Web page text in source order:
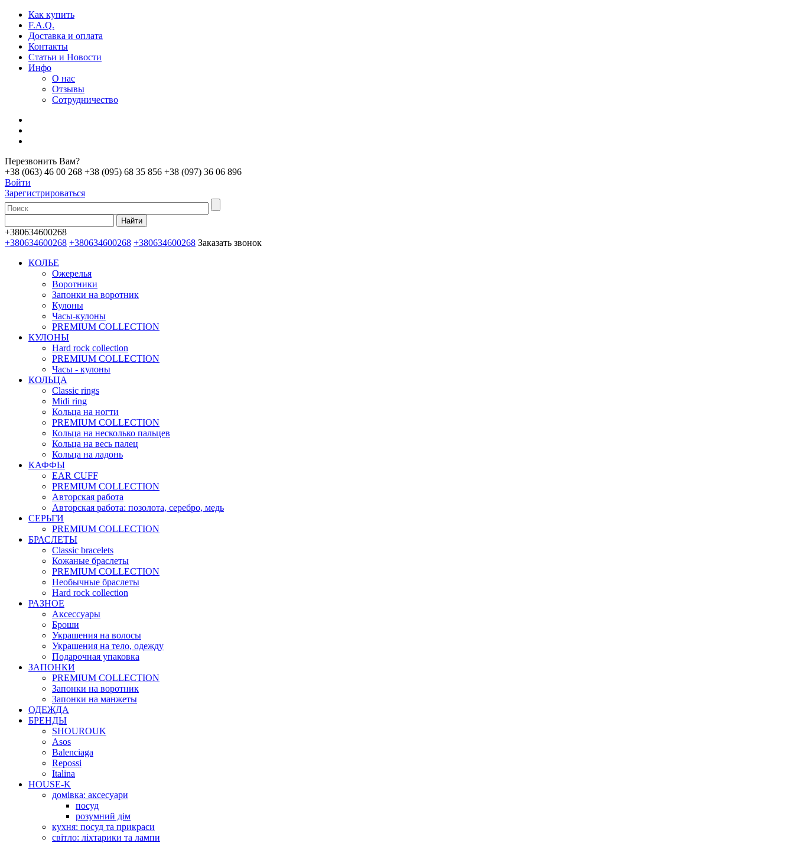
Как купить
F.A.Q.
Доставка и оплата
Контакты
Статьи и Новости
Инфо
О нас
Отзывы
Сотрудничество
Перезвонить Вам?
+38 (063) 46 00 268 +38 (095) 68 35 856 +38 (097) 36 06 896
Войти
Зарегистрироваться
+380634600268
+380634600268 +380634600268 +380634600268 Заказать звонок
КОЛЬЕ
Ожерелья
Воротники
Запонки на воротник
Кулоны
Часы-кулоны
PREMIUM COLLECTION
КУЛОНЫ
Hard rock collection
PREMIUM COLLECTION
Часы - кулоны
КОЛЬЦА
Classic rings
Midi ring
Кольца на ногти
PREMIUM COLLECTION
Кольца на несколько пальцев
Кольца на весь палец
Кольца на ладонь
КАФФЫ
EAR CUFF
PREMIUM COLLECTION
Авторская работа
Авторская работа: позолота, серебро, медь
СЕРЬГИ
PREMIUM COLLECTION
БРАСЛЕТЫ
Classic bracelets
Кожаные браслеты
PREMIUM COLLECTION
Необычные браслеты
Hard rock collection
РАЗНОЕ
Аксессуары
Броши
Украшения на волосы
Украшения на тело, одежду
Подарочная упаковка
ЗАПОНКИ
PREMIUM COLLECTION
Запонки на воротник
Запонки на манжеты
ОДЕЖДА
БРЕНДЫ
SHOUROUK
Asos
Balenciaga
Repossi
Italina
HOUSE-K
домівка: аксесуари
посуд
розумний дім
кухня: посуд та прикраси
світло: ліхтарики та лампи